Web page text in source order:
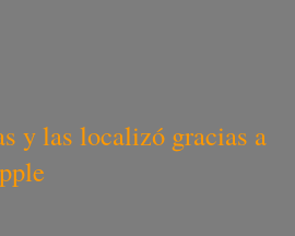
y las localizó gracias a